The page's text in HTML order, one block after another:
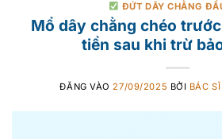
ĐỨT DÂY CHẰNG
Mổ dây chằng chéo
tiền sau khi trừ
ĐĂNG VÀO27/09/2025 BỞI BÁC